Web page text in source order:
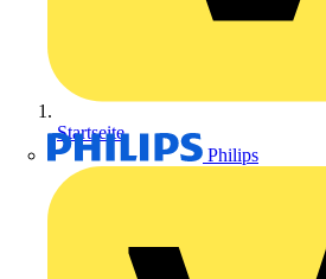
Philips
Startseite